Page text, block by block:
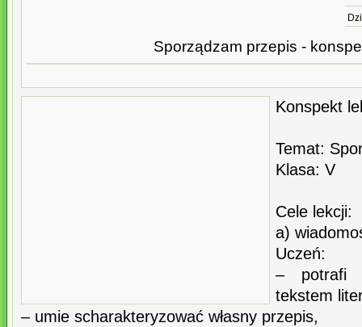
Sporządzam przepis -
Konspekt
Temat:
Klasa: V
Cele lekcji:
a)
Uczeń:
– potrafi
tekstem
– umie scharakteryzować własny przepis,